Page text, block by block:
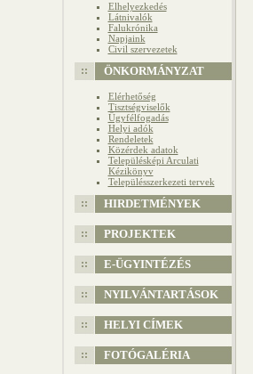
Elhelyezkedés
Látnivalók
Falukrónika
Napjaink
Civil szervezetek
ÖNKORMÁNYZAT
Elérhetőség
Tisztségviselők
Ügyfélfogadás
Helyi adók
Rendeletek
Közérdek adatok
Településképi Arculati
Kézikönyv
Településszerkezeti tervek
HIRDETMÉNYEK
PROJEKTEK
E-ÜGYINTÉZÉS
NYILVÁNTARTÁSOK
HELYI CÍMEK
FOTÓGALÉRIA